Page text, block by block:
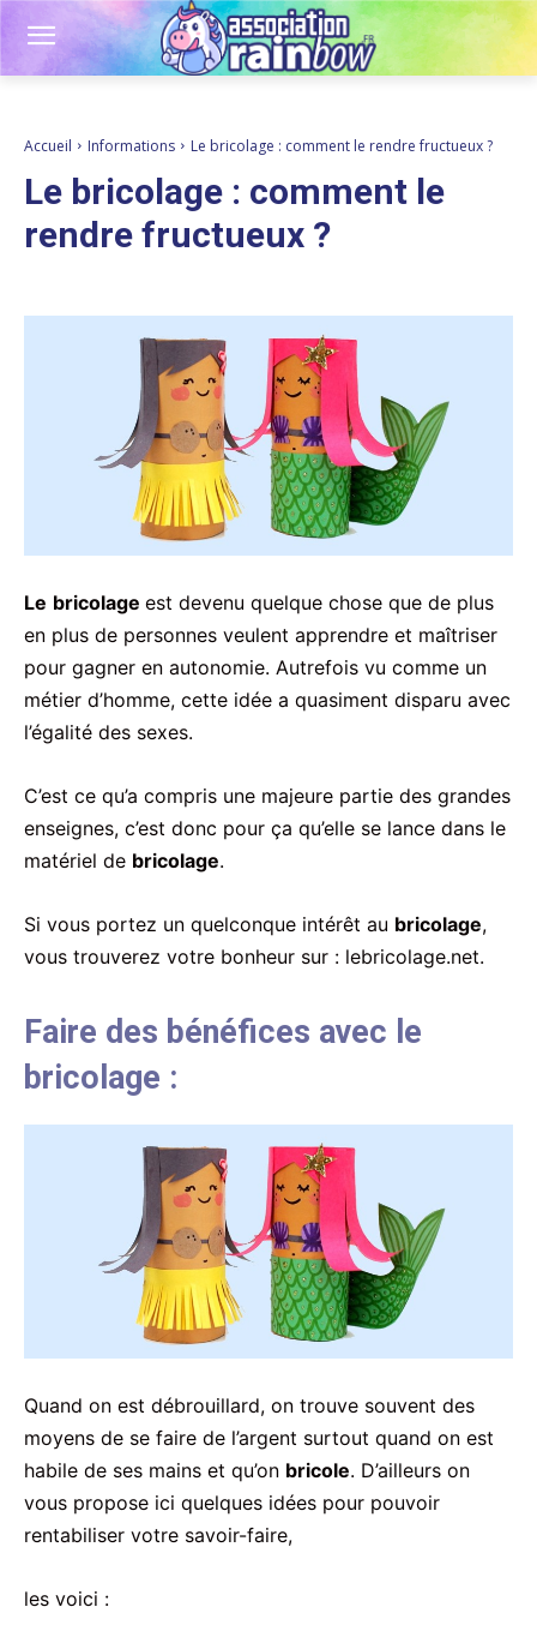
Accueil Informations Le bricolage : comment le rendre fructueux ?
Le bricolage : comment le
rendre fructueux ?
Le bricolage est devenu quelque chose que de plus
en plus de personnes veulent apprendre et maîtriser
pour gagner en autonomie. Autrefois vu comme un
métier d’homme, cette idée a quasiment disparu avec
l’égalité des sexes.
C’est ce qu’a compris une majeure partie des grandes
enseignes, c’est donc pour ça qu’elle se lance dans le
matériel de bricolage.
Si vous portez un quelconque intérêt au bricolage,
vous trouverez votre bonheur sur : lebricolage.net.
Faire des bénéfices avec le
bricolage :
Quand on est débrouillard, on trouve souvent des
moyens de se faire de l’argent surtout quand on est
habile de ses mains et qu’on bricole. D’ailleurs on
vous propose ici quelques idées pour pouvoir
rentabiliser votre savoir-faire,
les voici :